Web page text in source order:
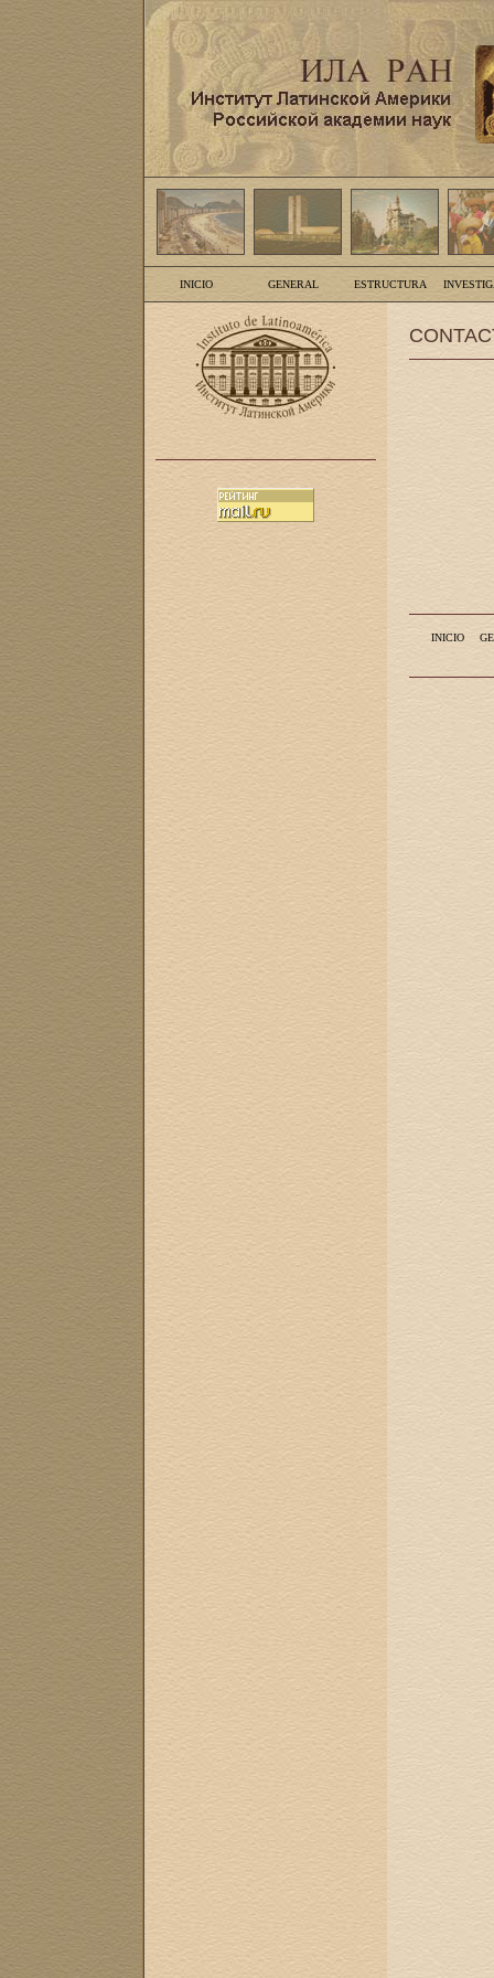
INICIO GENERAL ESTRUCTURA
INICIO